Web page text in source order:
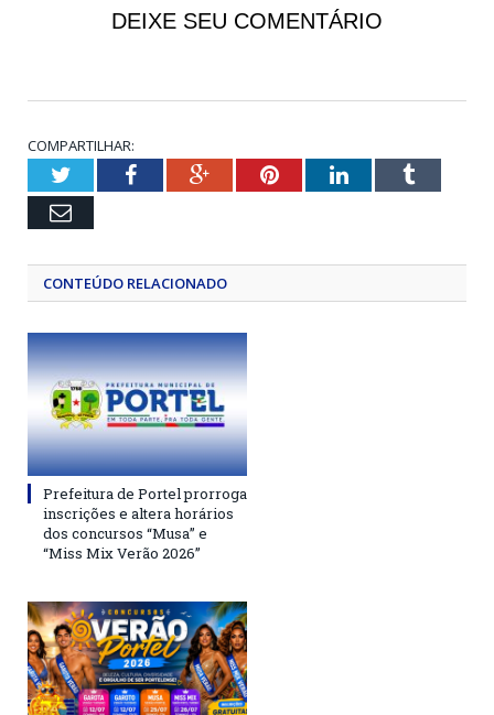
DEIXE SEU COMENTÁRIO
COMPARTILHAR:
TwitterFacebookGoogle+PinterestLinkedInTumblr
Email
CONTEÚDO RELACIONADO
Prefeitura de Portel prorroga
inscrições e altera horários
dos concursos “Musa” e
“Miss Mix Verão 2026”